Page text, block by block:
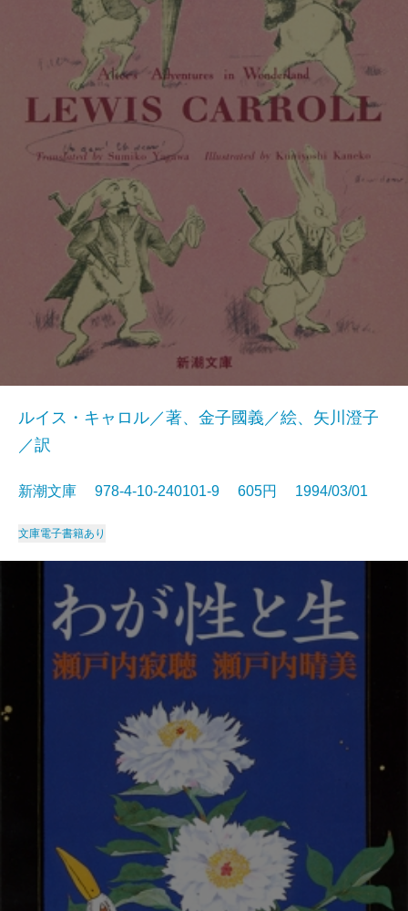
ルイス・キャロル／著、金子國義／絵、矢川澄子
／訳
新潮文庫 978-4-10-240101-9 605円 1994/03/01
文庫電子書籍あり